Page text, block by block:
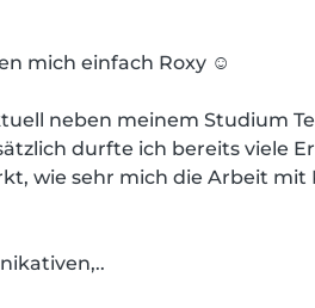
mich einfach Roxy ☺️
neben meinem Studium
durfte ich bereits viele
wie sehr mich die Arbeit